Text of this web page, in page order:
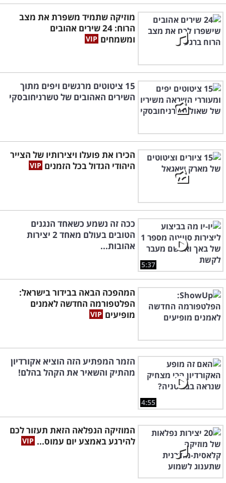
מוזיקה שתמיד משפרת את מצב
הרוח: 24 שירים אהובים
ומשמחים
15 ציטוטים מרגשים ויפים מתוך
השירים האהובים של טשרניחובסקי
הכירו את פועלו ויצירותיו של הצייר
היהודי הגדול בכל הזמנים
5:37
ככה זה נשמע כשאחד הנגנים
הטובים בעולם מאחד 2 יצירות
אהובות...
המהפכה הבאה בבידור בישראל:
הפלטפורמה החדשה לאמנים
מופיעים
4:55
הזמר המפתיע הזה הוציא אקורדיון
מהתיק והשאיר את הקהל בהלם!
המוזיקה הנפלאה הזאת תעזור לכם
להירגע באמצע יום עמוס...